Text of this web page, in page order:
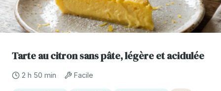
Tarte au citron sans pâte, légère et acidulée
2 h 50 min Facile